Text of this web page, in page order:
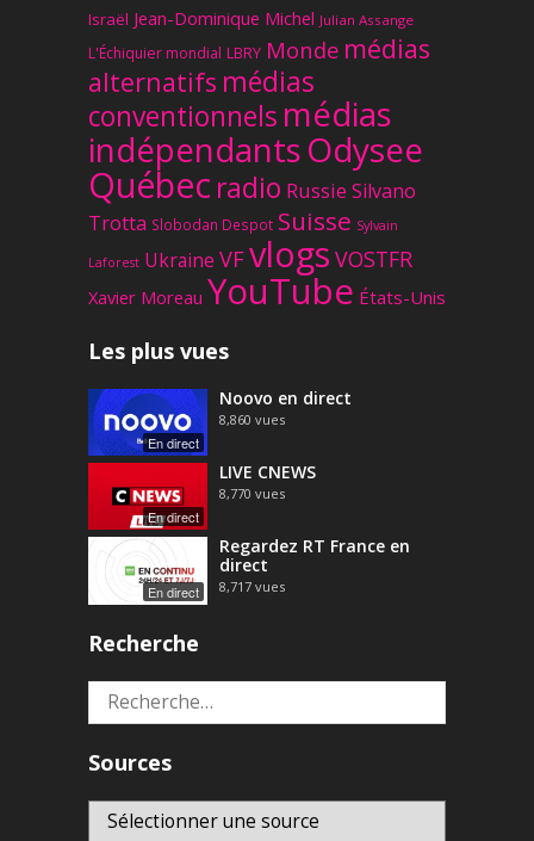
Israël Jean-Dominique Michel Julian Assange
L'Échiquier mondial LBRY Monde médias
alternatifs médias
conventionnels médias
indépendantsOdysee
Québec radio Russie Silvano
Trotta Slobodan Despot Suisse Sylvain
Laforest Ukraine VFvlogs VOSTFR
Xavier Moreau YouTube États-Unis
Les plus vues
En direct
Noovo en direct
8,860 vues
En direct
LIVE CNEWS
8,770 vues
En direct
Regardez RT France en
direct
8,717 vues
Recherche
Rechercher :
Sources